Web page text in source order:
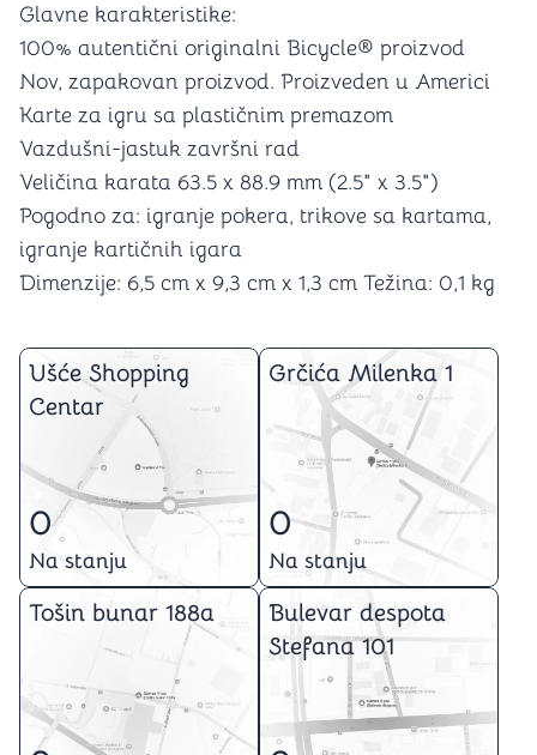
Glavne karakteristike:
100% autentični originalni Bicycle® proizvod
Nov, zapakovan proizvod. Proizveden u Americi
Karte za igru sa plastičnim premazom
Vazdušni-jastuk završni rad
Veličina karata 63.5 x 88.9 mm (2.5" x 3.5")
Pogodno za: igranje pokera, trikove sa kartama,
igranje kartičnih igara
Dimenzije: 6,5 cm x 9,3 cm x 1,3 cm Težina: 0,1 kg
Ušće Shopping
Centar
0
Na stanju
Grčića Milenka 1
0
Na stanju
Tošin bunar 188a
Bulevar despota
Stefana 101